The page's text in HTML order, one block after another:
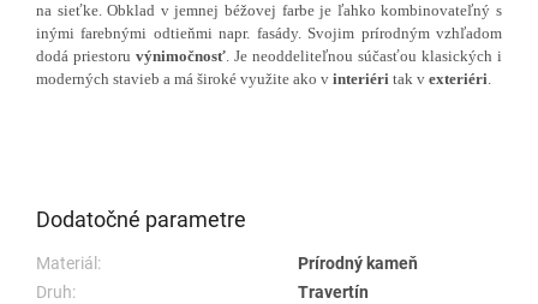
na sieťke. Obklad v jemnej béžovej farbe je ľahko kombinovateľný s
inými farebnými odtieňmi napr. fasády. Svojim prírodným vzhľadom
dodá priestoru výnimočnosť. Je neoddeliteľnou súčasťou klasických i
moderných stavieb a má široké využite ako v interiéri tak v exteriéri.
Dodatočné parametre
Materiál:
Prírodný kameň
Druh:
Travertín